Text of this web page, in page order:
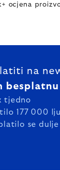
ocjena
na
tjedno
177 000
se dulje